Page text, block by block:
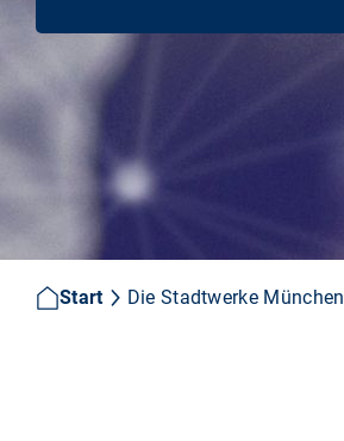
Start Die Stadtwerke München